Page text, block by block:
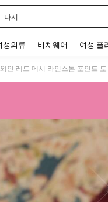
나시
성의류 비치웨어 여성 플
인 레드 메시 라인스톤 포인트